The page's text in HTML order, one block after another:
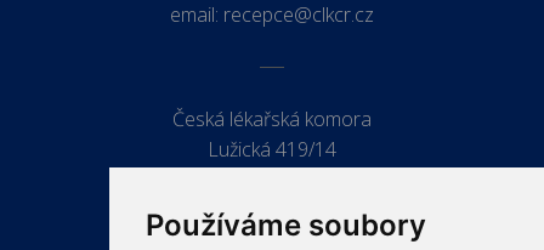
Používáme soubory
email: recepce@clkcr.cz
Česká lékařská komora
Lužická 419/14